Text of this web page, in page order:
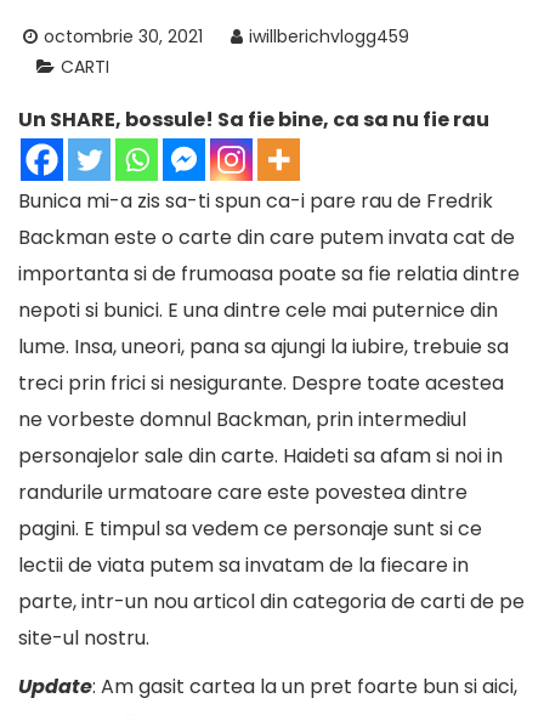
octombrie 30, 2021
iwillberichvlogg459
CARTI
Un SHARE, bossule! Sa fie bine, ca sa nu fie rau
Bunica mi-a zis sa-ti spun ca-i pare rau de Fredrik
Backman este o carte din care putem invata cat de
importanta si de frumoasa poate sa fie relatia dintre
nepoti si bunici. E una dintre cele mai puternice din
lume. Insa, uneori, pana sa ajungi la iubire, trebuie sa
treci prin frici si nesigurante. Despre toate acestea
ne vorbeste domnul Backman, prin intermediul
personajelor sale din carte. Haideti sa afam si noi in
randurile urmatoare care este povestea dintre
pagini. E timpul sa vedem ce personaje sunt si ce
lectii de viata putem sa invatam de la fiecare in
parte, intr-un nou articol dincategoria de carti de pe
site-ul nostru.
Update: Am gasit cartea la un pret foarte bun siaici,